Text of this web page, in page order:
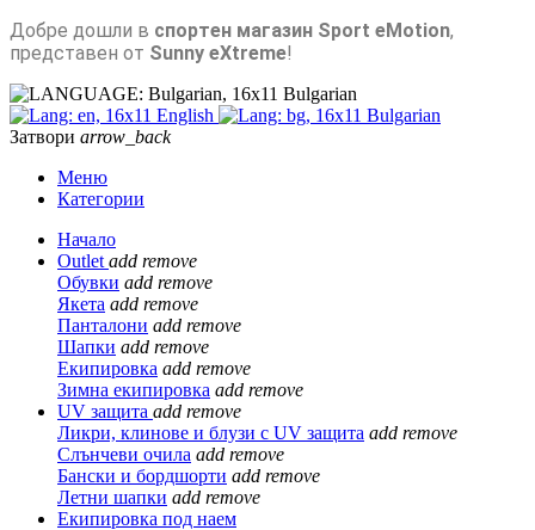
Добре дошли в спортен магазин Sport eMotion,
представен от Sunny eXtreme!
Bulgarian
English
Bulgarian
Затвори arrow_back
Меню
Категории
Начало
Outlet add remove
Обувки add remove
Якета add remove
Панталони add remove
Шапки add remove
Екипировка add remove
Зимна екипировка add remove
UV защита add remove
Ликри, клинове и блузи с UV защита add remove
Слънчеви очила add remove
Бански и бордшорти add remove
Летни шапки add remove
Екипировка под наем